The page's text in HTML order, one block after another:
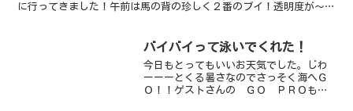
に行ってきました！午前は馬の背の珍しく２番のブイ！透明度が～サ
バイバイって泳いでくれた！
今日もとってもいいお天気でした。じわ
ーーーとくる暑さなのでさっそく海へＧ
Ｏ！！ゲストさんの ＧＯ ＰＲＯも今